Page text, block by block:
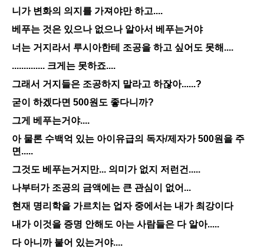
니가 변화의 의지를 가져야만 하고....
베푸는 것은 있으나 없으나 알아서 베푸는거야
너는 거지라서 루시아한테 조공을 하고 싶어도 못해....
.............. 크게는 못하죠....
그래서 거지들은 조공하지 말라고 하잖아......?
굳이 하겠다면 500원도 좋다니까?
그게 베푸는거야....
아 물론 수백억 있는 아이유급의 독자/제자가 500원을 주
면.....
그것도 베푸는거지만... 의미가 없지 저런건.....
나부터가 조공의 금액에는 큰 관심이 없어...
현재 명리학을 가르치는 업자 중에서는 내가 최강이다
내가 이것을 증명 안해도 아는 사람들은 다 알아.....
다 아니까 붙어 있는거야....